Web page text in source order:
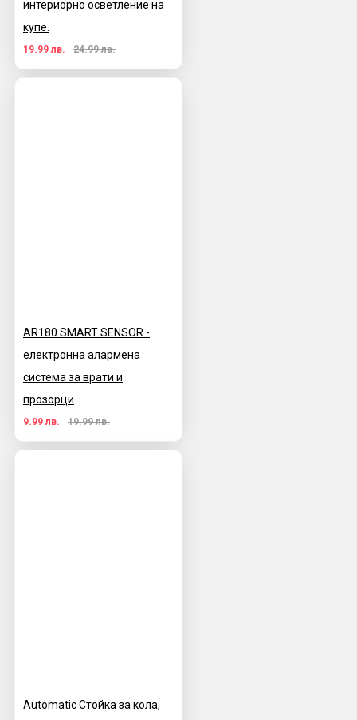
интериорно осветление на
купе.
19.99 лв. 24.99 лв.
AR180 SMART SENSOR -
електронна алармена
система за врати и
прозорци
9.99 лв. 19.99 лв.
Automatic Стойка за кола,